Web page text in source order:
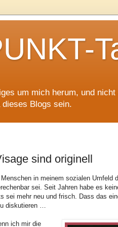
um mich herum, und
Blogs sein.
sind originell
in meinem sozialen Umfeld
sei. Seit Jahren habe es
sei mehr neu und frisch. Dass das
diskutieren …
ich mir die